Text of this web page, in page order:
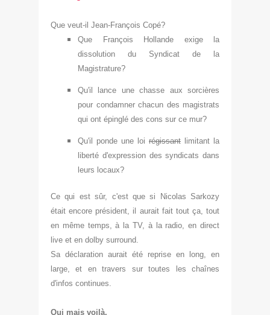
Que veut-il Jean-François Copé?
Que François Hollande exige la
dissolution du Syndicat de la
Magistrature?
Qu'il lance une chasse aux sorcières
pour condamner chacun des magistrats
qui ont épinglé des cons sur ce mur?
Qu'il ponde une loi régissant limitant la
liberté d'expression des syndicats dans
leurs locaux?
Ce qui est sûr, c'est que si Nicolas Sarkozy
était encore président, il
aurait fait tout ça, tout
en même temps,à la TV, à la radio, en direct
live et en dolby surround
Sa déclaration aurait été reprise en long, en
large, et en travers sur toutes les chaînes
d'infos continues.
Oui mais voilà.